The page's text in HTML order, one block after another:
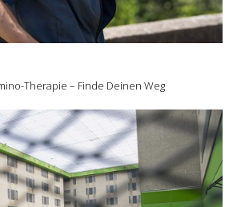
Therapie – Finde Deinen Weg